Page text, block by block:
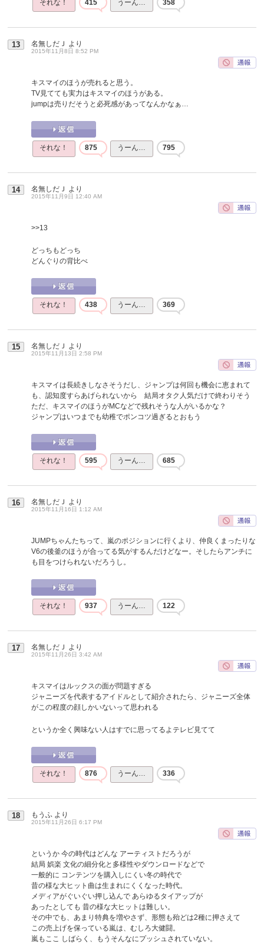
それな！ 415 うーん… 358
13 名無しだＪ より
2015年11月8日 8:52 PM
キスマイのほうが売れると思う。
TV見てても実力はキスマイのほうがある。
jumpは売りだそうと必死感があってなんかなぁ…
それな！ 875 うーん… 795
14 名無しだＪ より
2015年11月9日 12:40 AM
>>13
どっちもどっち
どんぐりの背比べ
それな！ 438 うーん… 369
15 名無しだＪ より
2015年11月13日 2:58 PM
キスマイは長続きしなさそうだし、ジャンプは何回も機会に恵まれて
も、認知度すらあげられないから 結局オタク人気だけで終わりそう
ただ、キスマイのほうがMCなどで残れそうな人がいるかな？
ジャンプはいつまでも幼稚でポンコツ過ぎるとおもう
それな！ 595 うーん… 685
16 名無しだＪ より
2015年11月16日 1:12 AM
JUMPちゃんたちって、嵐のポジションに行くより、仲良くまったりな
V6の後釜のほうが合ってる気がするんだけどなー。そしたらアンチに
も目をつけられないだろうし。
それな！ 937 うーん… 122
17 名無しだＪ より
2015年11月26日 3:42 AM
キスマイはルックスの面が問題すぎる
ジャニーズを代表するアイドルとして紹介されたら、ジャニーズ全体
がこの程度の顔しかいないって思われる
というか全く興味ない人はすでに思ってるよテレビ見てて
それな！ 876 うーん… 336
18 もうふ より
2015年11月26日 6:17 PM
というか 今の時代はどんな アーティストだろうが
結局 娯楽 文化の細分化と多様性やダウンロードなどで
一般的に コンテンツを購入しにくい冬の時代で
昔の様な大ヒット曲は生まれにくくなった時代。
メディアがぐいぐい押し込んで あらゆるタイアップが
あったとしても 昔の様な大ヒットは難しい。
その中でも、あまり特典を増やさず、形態も殆どは2種に押さえて
この売上げを保っている嵐は、むしろ大健闘。
嵐もここ しばらく、もうそんなにプッシュされていない。